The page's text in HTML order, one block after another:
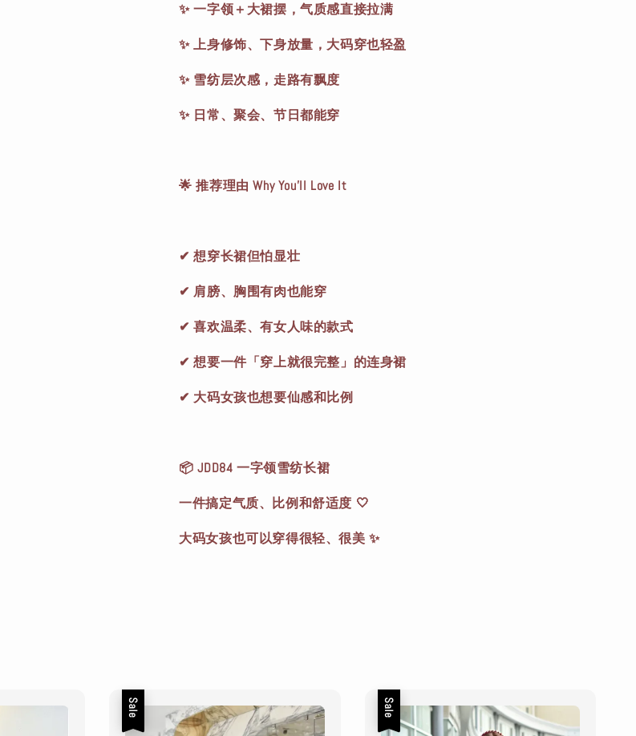
✨ 一字领＋大裙摆，气质感直接拉满
✨ 上身修饰、下身放量，大码穿也轻盈
✨ 雪纺层次感，走路有飘度
✨ 日常、聚会、节日都能穿
🌟 推荐理由 Why You’ll Love It
✔ 想穿长裙但怕显壮
✔ 肩膀、胸围有肉也能穿
✔ 喜欢温柔、有女人味的款式
✔ 想要一件「穿上就很完整」的连身裙
✔ 大码女孩也想要仙感和比例
📦 JDD84 一字领雪纺长裙
一件搞定气质、比例和舒适度 🤍
大码女孩也可以穿得很轻、很美 ✨
Sale Sale